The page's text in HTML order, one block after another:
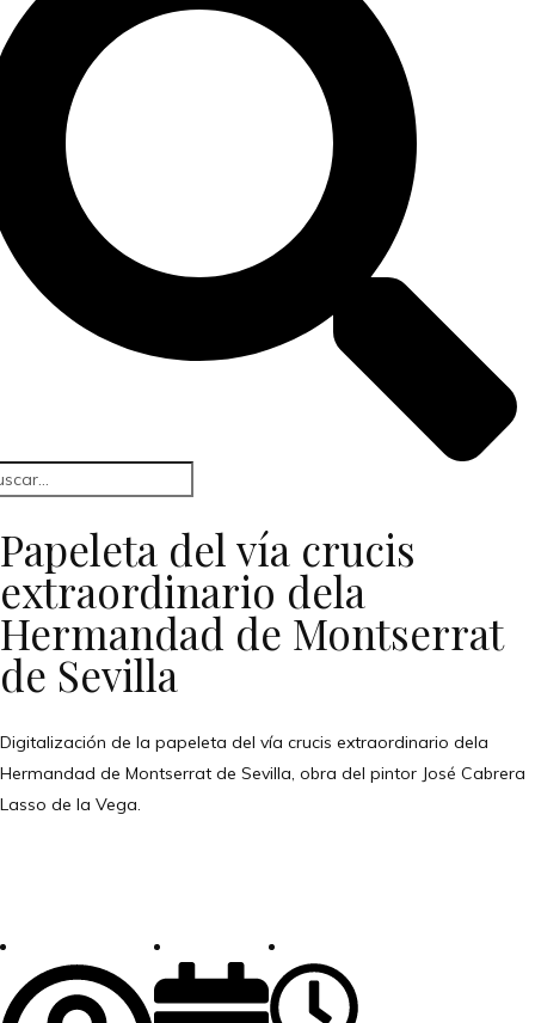
Papeleta del vía crucis
extraordinario dela
Hermandad de Montserrat
de Sevilla
Digitalización de la papeleta del vía crucis extraordinario dela
Hermandad de Montserrat de Sevilla, obra del pintor José Cabrera
Lasso de la Vega.